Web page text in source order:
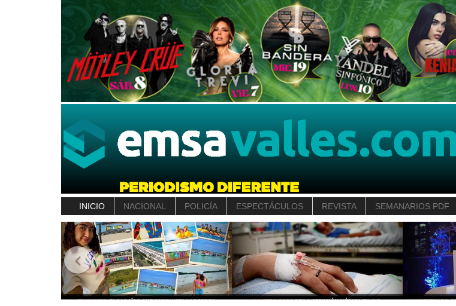
INICIO NACIONAL POLICÍA ESPECTÁCULOS REVISTA SEMANARIOS PDF